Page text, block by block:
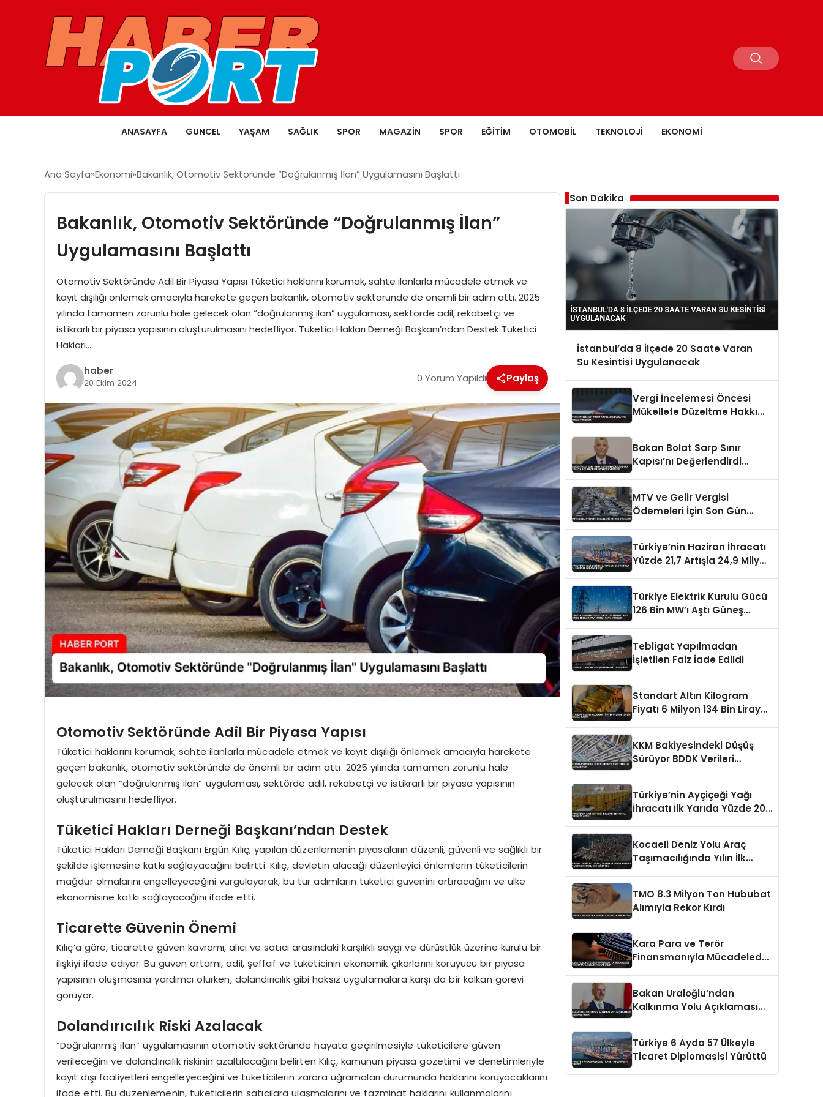
ANASAYFA GUNCEL YAŞAM SAĞLIK SPOR MAGAZIN SPOR EĞITIM OTOMOBIL TEKNOLOJI EKONOMI
Ana Sayfa Ekonomi Bakanlık, Otomotiv Sektöründe “Doğrulanmış İlan” Uygulamasını Başlattı
Bakanlık, Otomotiv Sektöründe “Doğrulanmış İlan”
Uygulamasını Başlattı
Otomotiv Sektöründe Adil Bir Piyasa Yapısı Tüketici haklarını korumak, sahte ilanlarla mücadele etmek ve
kayıt dışılığı önlemek amacıyla harekete geçen bakanlık, otomotiv sektöründe de önemli bir adım attı. 2025
yılında tamamen zorunlu hale gelecek olan “doğrulanmış ilan” uygulaması, sektörde adil, rekabetçi ve
istikrarlı bir piyasa yapısının oluşturulmasını hedefliyor. Tüketici Hakları Derneği Başkanı’ndan Destek Tüketici
Hakları…
haber
20 Ekim 2024 0 Yorum Yapıldı Paylaş
Otomotiv Sektöründe Adil Bir Piyasa Yapısı
Tüketici haklarını korumak, sahte ilanlarla mücadele etmek ve kayıt dışılığı önlemek amacıyla harekete
geçen bakanlık, otomotiv sektöründe de önemli bir adım attı. 2025 yılında tamamen zorunlu hale
gelecek olan “doğrulanmış ilan” uygulaması, sektörde adil, rekabetçi ve istikrarlı bir piyasa yapısının
oluşturulmasını hedefliyor.
Tüketici Hakları Derneği Başkanı’ndan Destek
Tüketici Hakları Derneği Başkanı Ergün Kılıç, yapılan düzenlemenin piyasaların düzenli, güvenli ve sağlıklı bir
şekilde işlemesine katkı sağlayacağını belirtti. Kılıç, devletin alacağı düzenleyici önlemlerin tüketicilerin
mağdur olmalarını engelleyeceğini vurgulayarak, bu tür adımların tüketici güvenini artıracağını ve ülke
ekonomisine katkı sağlayacağını ifade etti.
Ticarette Güvenin Önemi
Kılıç’a göre, ticarette güven kavramı, alıcı ve satıcı arasındaki karşılıklı saygı ve dürüstlük üzerine kurulu bir
ilişkiyi ifade ediyor. Bu güven ortamı, adil, şeffaf ve tüketicinin ekonomik çıkarlarını koruyucu bir piyasa
yapısının oluşmasına yardımcı olurken, dolandırıcılık gibi haksız uygulamalara karşı da bir kalkan görevi
görüyor.
Dolandırıcılık Riski Azalacak
“Doğrulanmış ilan” uygulamasının otomotiv sektöründe hayata geçirilmesiyle tüketicilere güven
verileceğini ve dolandırıcılık riskinin azaltılacağını belirten Kılıç, kamunun piyasa gözetimi ve denetimleriyle
kayıt dışı faaliyetleri engelleyeceğini ve tüketicilerin zarara uğramaları durumunda haklarını koruyacaklarını
ifade etti. Bu düzenlemenin, tüketicilerin satıcılara ulaşmalarını ve tazminat haklarını kullanmalarını
Son Dakika
İstanbul’da 8 İlçede 20 Saate Varan
Su Kesintisi Uygulanacak
Vergi İncelemesi Öncesi
Mükellefe Düzeltme Hakkı
Bakan Bolat Sarp Sınır
Kapısı’nı Değerlendirdi
MTV ve Gelir Vergisi
Ödemeleri İçin Son Gün
Türkiye’nin Haziran İhracatı
Yüzde 21,7 Artışla 24,9 Milyar
Türkiye Elektrik Kurulu Gücü
126 Bin MW’ı Aştı Güneş
Tebligat Yapılmadan
İşletilen Faiz İade Edildi
Standart Altın Kilogram
Fiyatı 6 Milyon 134 Bin Liraya
KKM Bakiyesindeki Düşüş
Sürüyor BDDK Verileri
Türkiye’nin Ayçiçeği Yağı
İhracatı İlk Yarıda Yüzde 20
Kocaeli Deniz Yolu Araç
Taşımacılığında Yılın İlk
TMO 8.3 Milyon Ton Hububat
Alımıyla Rekor Kırdı
Kara Para ve Terör
Finansmanıyla Mücadelede
Bakan Uraloğlu’ndan
Kalkınma Yolu Açıklaması
Türkiye 6 Ayda 57 Ülkeyle
Ticaret Diplomasisi Yürüttü